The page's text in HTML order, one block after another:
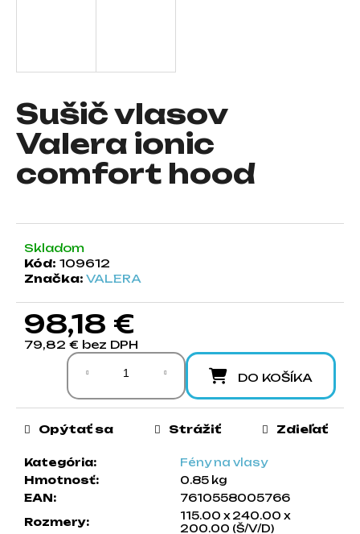
Sušič vlasov
Valera ionic
comfort hood
Skladom
Kód: 109612
Značka: VALERA
98,18 €
79,82 € bez DPH
Jednotková cena:
DO KOŠÍKA
Kategória:
Fény na vlasy
Hmotnosť:
0.85 kg
EAN:
7610558005766
Rozmery:
115.00 x 240.00 x
200.00 (Š/V/D)
Opýtať sa Strážiť Zdieľať
?
HĽADAŤ
O
d
p
o
ú
e